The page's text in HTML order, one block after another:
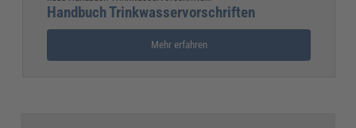
Handbuch Trinkwasservorschriften
Mehr erfahren